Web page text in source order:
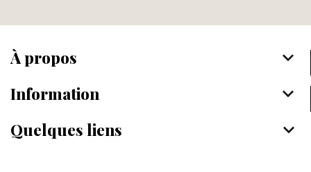
À propos keyboard_arrow_down
Information keyboard_arrow_down
Quelques liens keyboard_arrow_down